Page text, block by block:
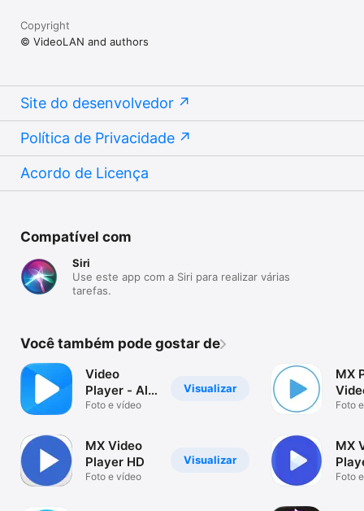
Copyright
© VideoLAN and authors
Site do desenvolvedor
Política de Privacidade
Acordo de Licença
Compatível com
Siri
Use este app com a Siri para realizar várias
tarefas.
Você também pode gostar de
Visualizar
Video
Player - All
in One
Foto e vídeo
Visualizar
MX Video
Player HD
Foto e vídeo
MX
Foto
MX
Foto